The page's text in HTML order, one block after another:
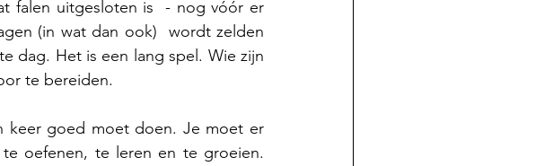
falen uitgesloten is  - nog vóór er
(in wat dan ook)  wordt zelden
dag. Het is een lang spel. Wie zijn
te bereiden.
keer goed moet doen. Je moet er
oefenen, te leren en te groeien.